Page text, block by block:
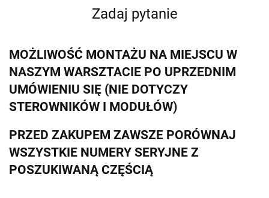
Zadaj pytanie
MOŻLIWOŚĆ MONTAŻU NA MIEJSCU W
NASZYM WARSZTACIE PO UPRZEDNIM
UMÓWIENIU SIĘ (NIE DOTYCZY
STEROWNIKÓW I MODUŁÓW)
PRZED ZAKUPEM ZAWSZE PORÓWNAJ
WSZYSTKIE NUMERY SERYJNE Z
POSZUKIWANĄ CZĘŚCIĄ